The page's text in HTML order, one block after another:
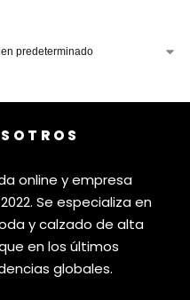
online y empresa
Se especializa en
y calzado de alta
en los últimos
globales.